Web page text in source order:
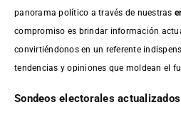
panorama político a través de nuestras
compromiso es brindar información
convirtiéndonos en un referente
tendencias y opiniones que moldean el
Sondeos electorales